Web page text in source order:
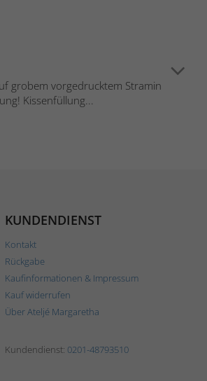
grobem vorgedrucktem Stramin
Kissenfüllung...
KUNDENDIENST
Kontakt
Rückgabe
Kaufinformationen & Impressum
Kauf widerrufen
Über Ateljé Margaretha
Kundendienst: 0201-48793510